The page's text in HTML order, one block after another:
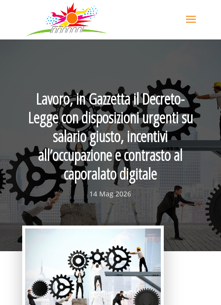
Lavoro, in Gazzetta il Decreto-
Legge con disposizioni urgenti su
salario giusto, incentivi
all’occupazione e contrasto al
caporalato digitale
14 Mag 2026